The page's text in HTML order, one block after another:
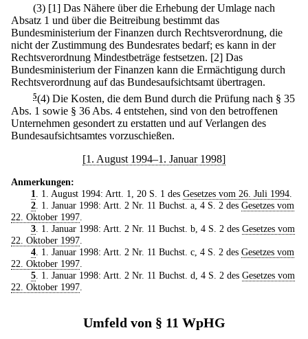
(3) [1] Das Nähere über die Erhebung der Umlage nach
Absatz 1 und über die Beitreibung bestimmt das
Bundesministerium der Finanzen durch Rechtsverordnung, die
nicht der Zustimmung des Bundesrates bedarf; es kann in der
Rechtsverordnung Mindestbeträge festsetzen. [2] Das
Bundesministerium der Finanzen kann die Ermächtigung durch
Rechtsverordnung auf das Bundesaufsichtsamt übertragen.
5(4) Die Kosten, die dem Bund durch die Prüfung nach § 35
Abs. 1 sowie § 36 Abs. 4 entstehen, sind von den betroffenen
Unternehmen gesondert zu erstatten und auf Verlangen des
Bundesaufsichtsamtes vorzuschießen.
[1. August 1994–1. Januar 1998]
Anmerkungen:
1
. 1. August 1994: Artt. 1, 20 S. 1 des Gesetzes vom 26. Juli 1994.
2. 1. Januar 1998: Artt. 2 Nr. 11 Buchst. a, 4 S. 2 des Gesetzes vom
22. Oktober 1997
3. 1. Januar 1998: Artt. 2 Nr. 11 Buchst. b, 4 S. 2 des Gesetzes vom
22. Oktober 1997
4. 1. Januar 1998: Artt. 2 Nr. 11 Buchst. c, 4 S. 2 des Gesetzes vom
22. Oktober 1997
5. 1. Januar 1998: Artt. 2 Nr. 11 Buchst. d, 4 S. 2 des Gesetzes vom
22. Oktober 1997
Umfeld von § 11 WpHG